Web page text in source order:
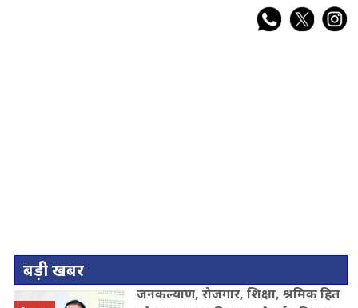
बड़ी खबर
जनकल्याण, रोजगार, शिक्षा, श्रमिक हित